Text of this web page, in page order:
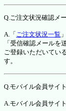
Q.ご注文状況確認メ
A.「 ご注文状況一覧
「受信確認メールを
ご登録いただいてい
す。
Q.モバイル会員サイ
A.モバイル会員サイ